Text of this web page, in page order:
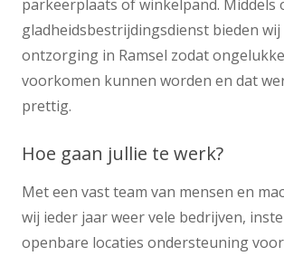
parkeerplaats of winkelpand. Middels
gladheidsbestrijdingsdienst bieden wij
ontzorging in Ramsel zodat
voorkomen kunnen worden en dat
prettig.
Hoe gaan jullie te werk?
Met een vast team van mensen en
wij ieder jaar weer vele bedrijven,
openbare locaties ondersteuning